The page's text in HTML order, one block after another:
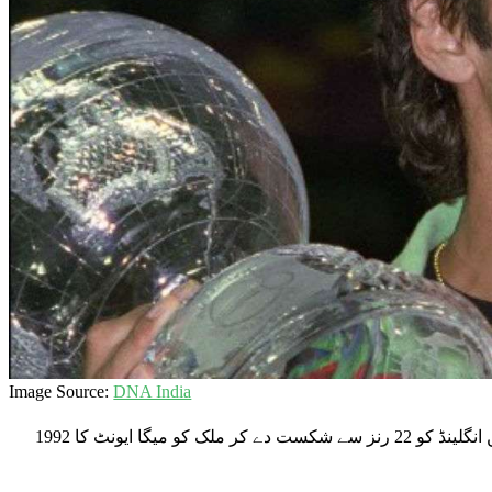
Image Source:DNA India
1992 کے ورلڈ کپ میں، عمران خان کی قیادت میں، پاکستان نے میلبورن کرکٹ گراؤنڈ میں انگلینڈ کو 22 رنز سے شکست دے کر ملک کو میگا ایونٹ کا